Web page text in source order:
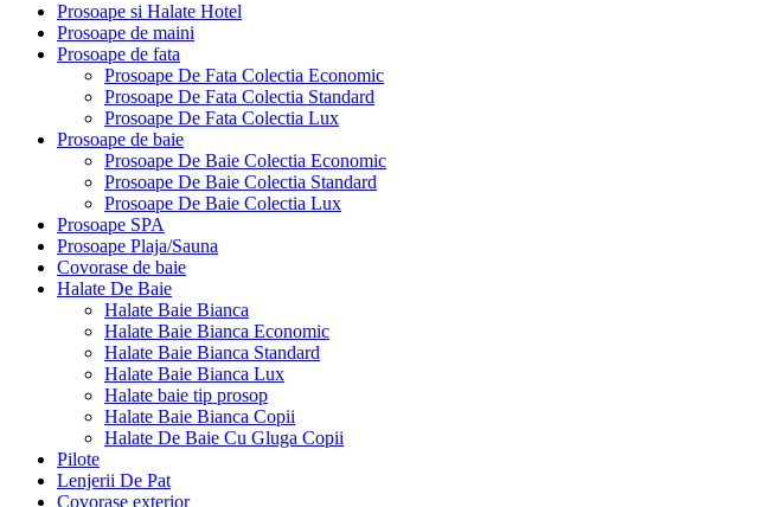
Prosoape si Halate Hotel
Prosoape de maini
Prosoape de fata
Prosoape De Fata Colectia Economic
Prosoape De Fata Colectia Standard
Prosoape De Fata Colectia Lux
Prosoape de baie
Prosoape De Baie Colectia Economic
Prosoape De Baie Colectia Standard
Prosoape De Baie Colectia Lux
Prosoape SPA
Prosoape Plaja/Sauna
Covorase de baie
Halate De Baie
Halate Baie Bianca
Halate Baie Bianca Economic
Halate Baie Bianca Standard
Halate Baie Bianca Lux
Halate baie tip prosop
Halate Baie Bianca Copii
Halate De Baie Cu Gluga Copii
Pilote
Lenjerii De Pat
Covorase exterior